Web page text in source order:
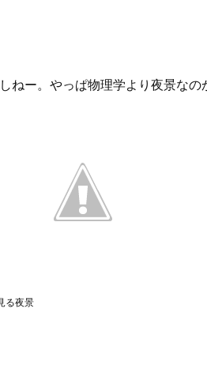
ねー。やっぱ物理学より夜景なの
る夜景